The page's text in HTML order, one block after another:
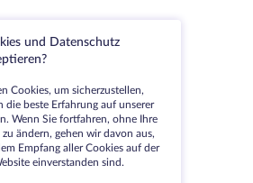
und Datenschutz
Cookies, um sicherzustellen,
die beste Erfahrung auf unserer
Wenn Sie fortfahren, ohne Ihre
ändern, gehen wir davon aus,
Empfang aller Cookies auf der
einverstanden sind.